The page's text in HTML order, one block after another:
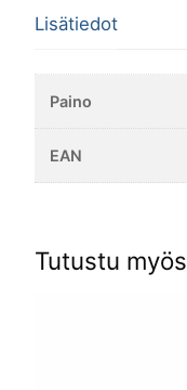
Lisätiedot
Paino
EAN
Tutustu myös